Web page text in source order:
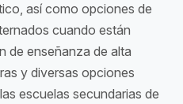
así como opciones de
cuando están
de enseñanza de alta
y diversas opciones
escuelas secundarias de